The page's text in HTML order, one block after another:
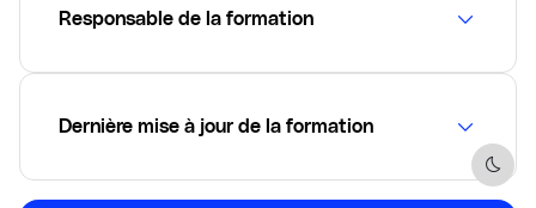
Responsable de la formation
Dernière mise à jour de la formation
Dark